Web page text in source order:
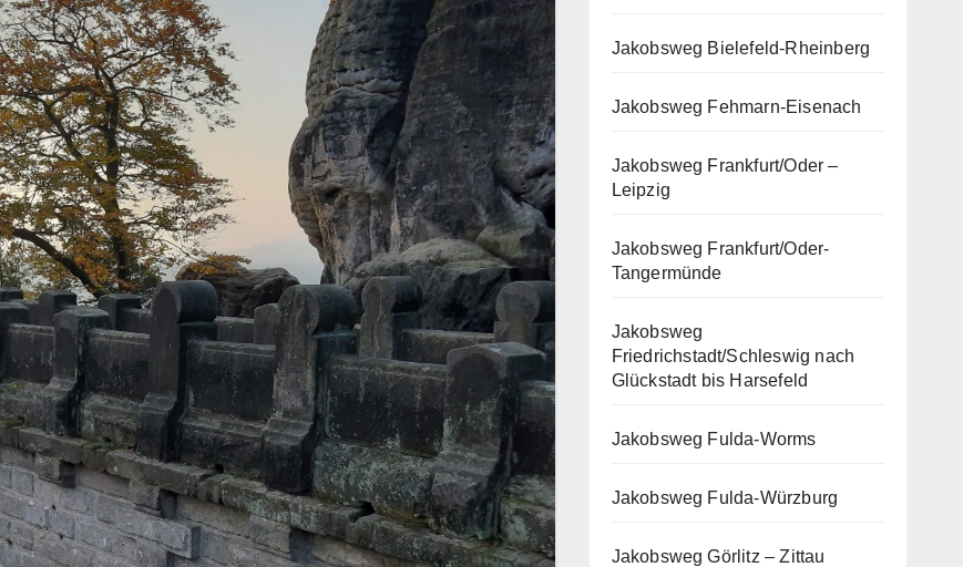
Jakobsweg Bielefeld-Rheinberg
Jakobsweg Fehmarn-Eisenach
Jakobsweg Frankfurt/Oder –
Leipzig
Jakobsweg Frankfurt/Oder-
Tangermünde
Jakobsweg
Friedrichstadt/Schleswig nach
Glückstadt bis Harsefeld
Jakobsweg Fulda-Worms
Jakobsweg Fulda-Würzburg
Jakobsweg Görlitz – Zittau